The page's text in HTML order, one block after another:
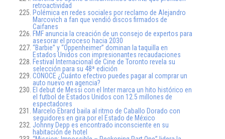
retroactividad
Polémica en redes sociales por reclamo de Alejandro
Marcovich a fan que vendió discos firmados de
Caifanes
FMF anuncia la creación de un consejo de expertos para
asesorar el proceso hacia 2030
“Barbie” y “Oppenheimer” dominan la taquilla en
Estados Unidos con impresionantes recaudaciones
Festival Internacional de Cine de Toronto revela su
selección para su 48ª edición
CONOCE ¿Cuánto efectivo puedes pagar al comprar un
auto nuevo en agencia?
El debut de Messi con el Inter marca un hito histórico en
el futbol de Estados Unidos con 12.5 millones de
espectadores
Marcelo Ebrard baila al ritmo de Caballo Dorado con
seguidores en gira por el Estado de México
Johnny Depp es encontrado inconsciente en su
habitación de hotel